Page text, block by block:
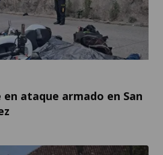
ataque armado en San